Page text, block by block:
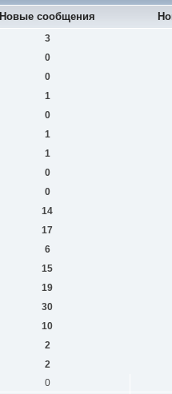
Новые сообщения
3
0
0
1
0
1
1
0
0
14
17
6
15
19
30
10
2
2
0